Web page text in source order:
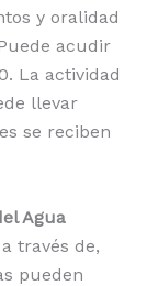
y oralidad
acudir
La actividad
llevar
se reciben
Agua
través de,
pueden